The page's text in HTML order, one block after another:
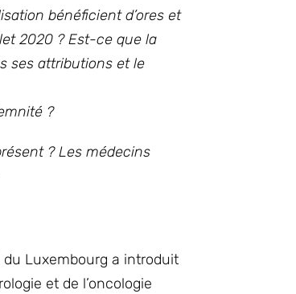
bénéficient d’ores et
2020 ? Est-ce que la
ses attributions et le
?
? Les médecins
du Luxembourg a introduit
et de l’oncologie